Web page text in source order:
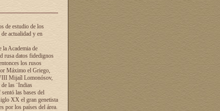
de estudio de los
actualidad y en
la Academia de
rusa datos fidedignos
los rusos
Máximo el Griego,
Mijaíl Lomonósov,
las ¨Indias
las bases del
XX el gran genetista
por los países del área.